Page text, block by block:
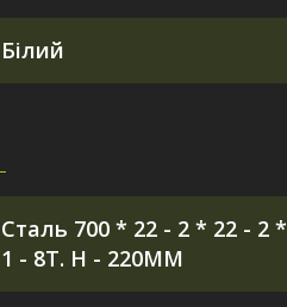
Білий
Сталь 700 * 22 - 2 * 22 - 2 *
1 - 8T. H - 220MM